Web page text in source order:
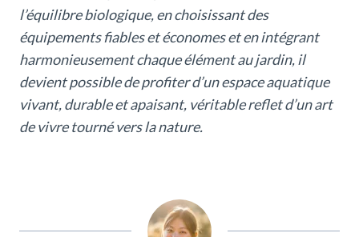
l’équilibre biologique, en choisissant des
équipements fiables et économes et en intégrant
harmonieusement chaque élément au jardin, il
devient possible de profiter d’un espace aquatique
vivant, durable et apaisant, véritable reflet d’un art
de vivre tourné vers la nature.